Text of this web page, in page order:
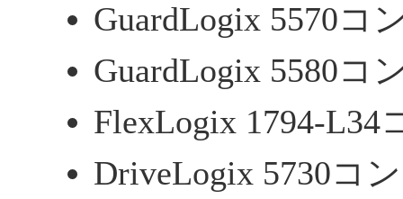
GuardLogix 5570コ
GuardLogix 5580コ
FlexLogix 1794-L34
DriveLogix 5730コ